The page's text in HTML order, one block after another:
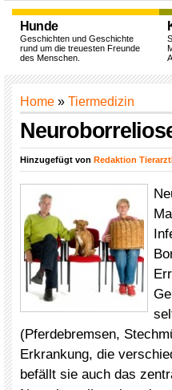
Hunde
Geschichten und Geschichte
rund um die treuesten Freunde
des Menschen.
Home » Tiermedizin
Hinzugefügt von Redaktion
(Pferdebremsen,
Erkrankung, die
befällt sie auch das